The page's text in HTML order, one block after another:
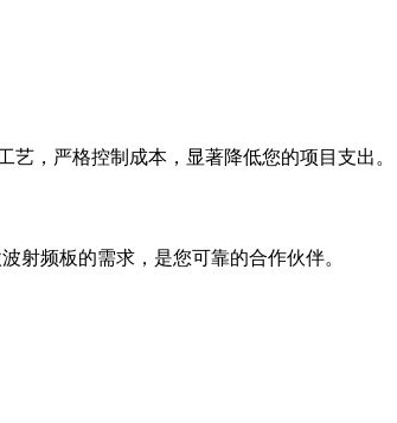
，严格控制成本，显著降低您的项目支出。
射频板的需求，是您可靠的合作伙伴。